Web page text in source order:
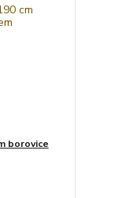
borovice